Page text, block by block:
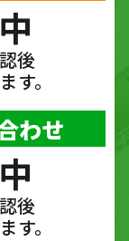
後
す。
わせ
後
す。